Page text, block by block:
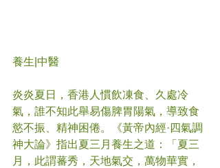
養生|中醫
炎炎夏日，香港人慣飲凍食、久處冷
氣，誰不知此舉易傷脾胃陽氣，導致食
慾不振、精神困倦。《黃帝內經·四氣調
神大論》指出夏三月養生之道：「夏三
月，此謂蕃秀，天地氣交，萬物華實，